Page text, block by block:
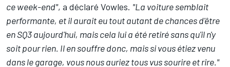
ce week-end", a déclaré Vowles. "La voiture semblait
performante, et il aurait eu tout autant de chances d'être
en SQ3 aujourd'hui, mais cela lui a été retiré sans qu'il n'y
soit pour rien. Il en souffre donc, mais si vous étiez venu
dans le garage, vous nous auriez tous vus sourire et rire."